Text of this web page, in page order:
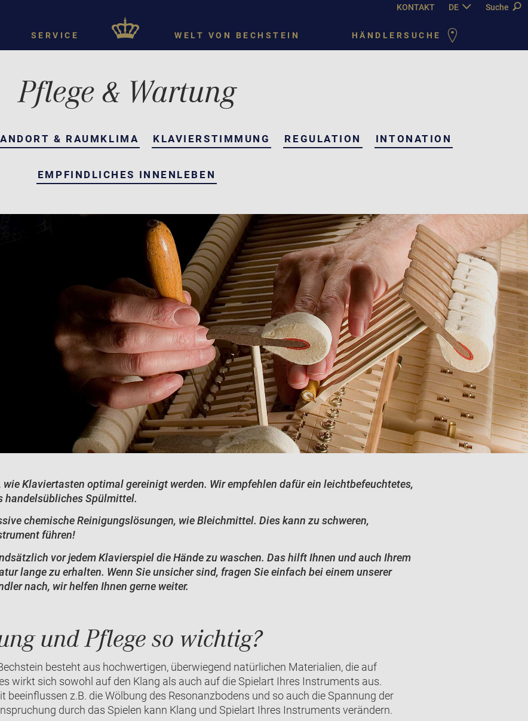
KONTAKT DE EN FR PY
Suche
SERVICE WELT VON BECHSTEIN HÄNDLERSUCHE
Pflege & Wartung
& RAUMKLIMA KLAVIERSTIMMUNG REGULATION INTONATION
EMPFINDLICHES INNENLEBEN
Klaviertasten optimal gereinigt werden. Wir empfehlen dafür ein leichtbefeuchtetes,
handelsübliches Spülmittel.
chemische Reinigungslösungen, wie Bleichmittel. Dies kann zu schweren,
führen!
vor jedem Klavierspiel die Hände zu waschen. Das hilft Ihnen und auch Ihrem
lange zu erhalten. Wenn Sie unsicher sind, fragen Sie einfach bei einem unserer
nach, wir helfen Ihnen gerne weiter.
und Pflege so wichtig?
besteht aus hochwertigen, überwiegend natürlichen Materialien, die auf
wirkt sich sowohl auf den Klang als auch auf die Spielart Ihres Instruments aus.
z.B. die Wölbung des Resonanzbodens und so auch die Spannung der
durch das Spielen kann Klang und Spielart Ihres Instruments verändern.